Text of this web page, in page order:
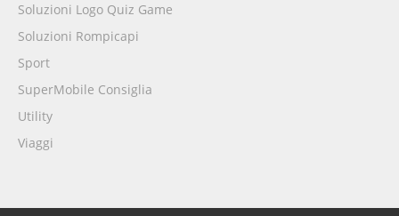
Soluzioni Logo Quiz Game
Soluzioni Rompicapi
Sport
SuperMobile Consiglia
Utility
Viaggi